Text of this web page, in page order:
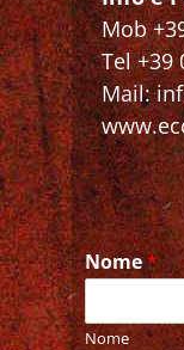
Mob
Tel +39
Mail:
Nome*
Nome